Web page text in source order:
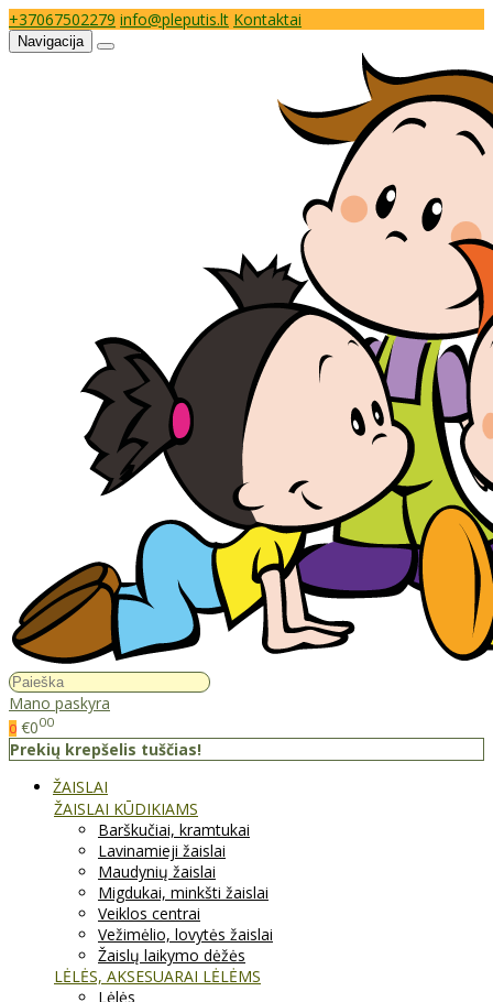
+37067502279 info@pleputis.lt Kontaktai
Navigacija
Mano paskyra
0 €000
Prekių krepšelis tuščias!
ŽAISLAI
ŽAISLAI KŪDIKIAMS
Barškučiai, kramtukai
Lavinamieji žaislai
Maudynių žaislai
Migdukai, minkšti žaislai
Veiklos centrai
Vežimėlio, lovytės žaislai
Žaislų laikymo dėžės
LĖLĖS, AKSESUARAI LĖLĖMS
Lėlės